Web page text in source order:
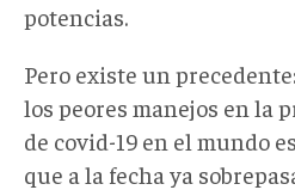
potencias.
Pero existe un
los peores manejos en la
de covid-19 en el mundo
que a la fecha ya